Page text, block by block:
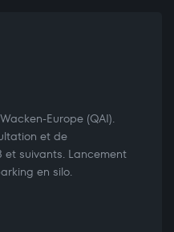
Europe (QAI).
et de
suivants. Lancement
en silo.